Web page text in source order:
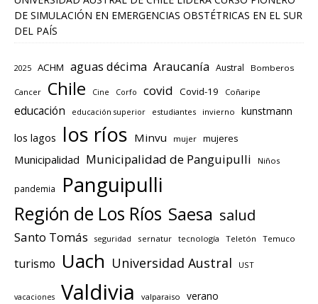
DE SIMULACIÓN EN EMERGENCIAS OBSTÉTRICAS EN EL SUR
DEL PAÍS
2025 ACHM aguas décima Araucanía Austral Bomberos
Cancer Chile Cine Corfo covid Covid-19 Coñaripe
educación educación superior estudiantes invierno kunstmann
los lagos los ríos Minvu mujer mujeres
Municipalidad Municipalidad de Panguipulli Niños
pandemia Panguipulli
Región de Los Ríos Saesa salud
Santo Tomás seguridad sernatur tecnología Teletón Temuco
turismo Uach Universidad Austral UST
vacaciones Valdivia valparaiso verano